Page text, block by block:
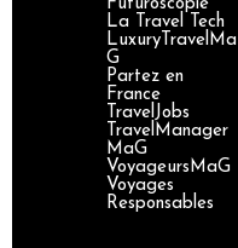
Futuroscopie
La Travel Tech
LuxuryTravelMa
G
Partez en
France
TravelJobs
TravelManager
MaG
VoyageursMaG
Voyages
Responsables